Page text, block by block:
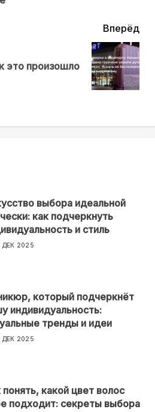
Вперёд
это произошло
выбора идеальной
как подчеркнуть
и стиль
ДЕК 2025
который подчеркнёт
индивидуальность:
тренды и идеи
ДЕК 2025
понять, какой цвет волос
подходит: секреты выбора